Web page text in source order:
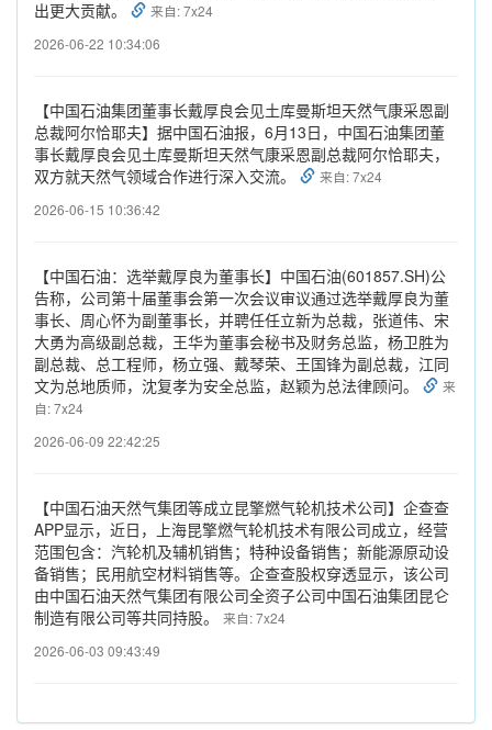
出更大贡献。
来自: 7x24
2026-06-22 10:34:06
【中国石油集团董事长戴厚良会见土库曼斯坦天然气康采恩副
总裁阿尔恰耶夫】据中国石油报，6月13日，中国石油集团董
事长戴厚良会见土库曼斯坦天然气康采恩副总裁阿尔恰耶夫，
双方就天然气领域合作进行深入交流。
来自: 7x24
2026-06-15 10:36:42
【中国石油：选举戴厚良为董事长】中国石油(601857.SH)公
告称，公司第十届董事会第一次会议审议通过选举戴厚良为董
事长、周心怀为副董事长，并聘任任立新为总裁，张道伟、宋
大勇为高级副总裁，王华为董事会秘书及财务总监，杨卫胜为
副总裁、总工程师，杨立强、戴琴荣、王国锋为副总裁，江同
文为总地质师，沈复孝为安全总监，赵颖为总法律顾问。
来
自: 7x24
2026-06-09 22:42:25
【中国石油天然气集团等成立昆擎燃气轮机技术公司】企查查
APP显示，近日，上海昆擎燃气轮机技术有限公司成立，经营
范围包含：汽轮机及辅机销售；特种设备销售；新能源原动设
备销售；民用航空材料销售等。企查查股权穿透显示，该公司
由中国石油天然气集团有限公司全资子公司中国石油集团昆仑
制造有限公司等共同持股。 来自: 7x24
2026-06-03 09:43:49